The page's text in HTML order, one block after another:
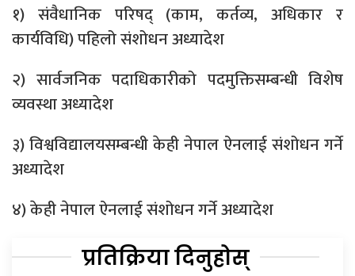
१) संवैधानिक परिषद् (काम, कर्तव्य, अधिकार र
कार्यविधि) पहिलो संशोधन अध्यादेश
२) सार्वजनिक पदाधिकारीको पदमुक्तिसम्बन्धी विशेष
व्यवस्था अध्यादेश
३) विश्वविद्यालयसम्बन्धी केही नेपाल ऐनलाई संशोधन गर्ने
अध्यादेश
४) केही नेपाल ऐनलाई संशोधन गर्ने अध्यादेश
प्रतिक्रिया दिनुहोस्